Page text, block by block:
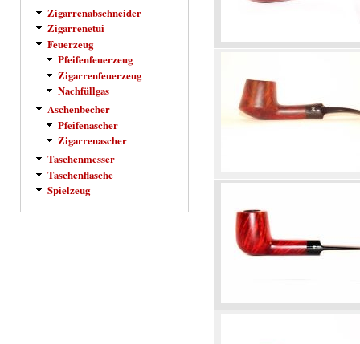
Zigarrenabschneider
Zigarrenetui
Feuerzeug
Pfeifenfeuerzeug
Zigarrenfeuerzeug
Nachfüllgas
Aschenbecher
Pfeifenascher
Zigarrenascher
Taschenmesser
Taschenflasche
Spielzeug